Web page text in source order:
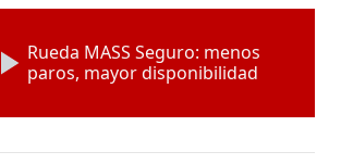
Rueda MASS Seguro: menos
paros, mayor disponibilidad